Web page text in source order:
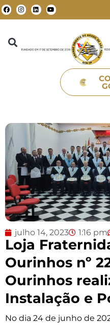
julho 14, 2023 1:16 pm
Loja
Ourinhos nº
Ourinhos
Instalação e
No dia 24 de junho de